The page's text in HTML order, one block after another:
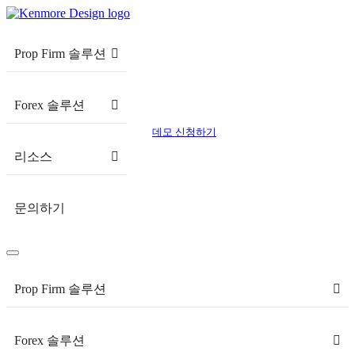
Prop Firm 솔루션
Forex 솔루션
리소스
문의하기
데모 신청하기
Prop Firm 솔루션
Forex 솔루션